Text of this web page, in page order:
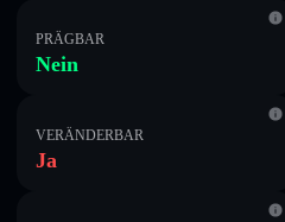
PRÄGBAR
Nein
VERÄNDERBAR
Ja